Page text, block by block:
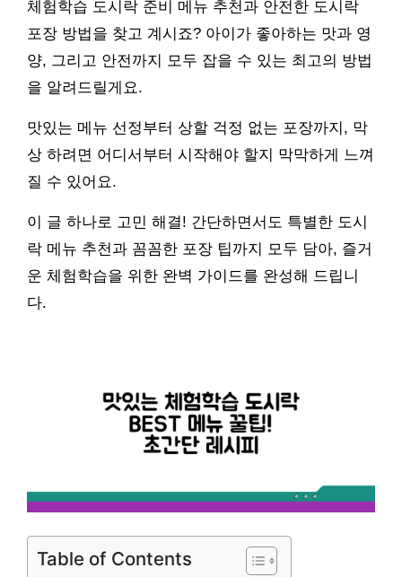
체험학습 도시락 준비 메뉴 추천과 안전한 도시락
포장 방법을 찾고 계시죠? 아이가 좋아하는 맛과 영
양, 그리고 안전까지 모두 잡을 수 있는 최고의 방법
을 알려드릴게요.
맛있는 메뉴 선정부터 상할 걱정 없는 포장까지, 막
상 하려면 어디서부터 시작해야 할지 막막하게 느껴
질 수 있어요.
이 글 하나로 고민 해결! 간단하면서도 특별한 도시
락 메뉴 추천과 꼼꼼한 포장 팁까지 모두 담아, 즐거
운 체험학습을 위한 완벽 가이드를 완성해 드립니
다.
Table of Contents